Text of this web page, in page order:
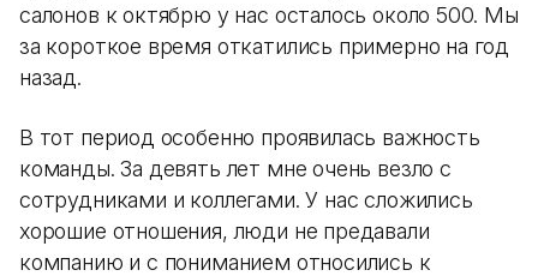
салонов к октябрю у нас осталось около 500. Мы
за короткое время откатились примерно на год
назад.
В тот период особенно проявилась важность
команды. За девять лет мне очень везло с
сотрудниками и коллегами. У нас сложились
хорошие отношения, люди не предавали
компанию и с пониманием относились к